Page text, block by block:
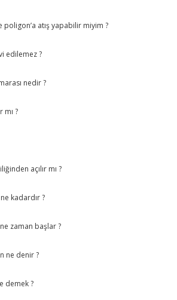
poligon’a atış yapabilir miyim ?
edilemez ?
nedir ?
mı ?
açılır mı ?
kadardır ?
zaman başlar ?
ne denir ?
demek ?